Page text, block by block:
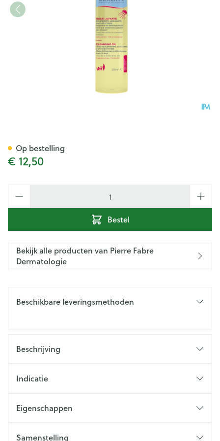
€ 12,50
Bestel
Op bestelling
Bekijk alle producten van Pierre Fabre
Dermatologie
Beschikbare leveringsmethoden
Beschrijving
Indicatie
Eigenschappen
Samenstelling